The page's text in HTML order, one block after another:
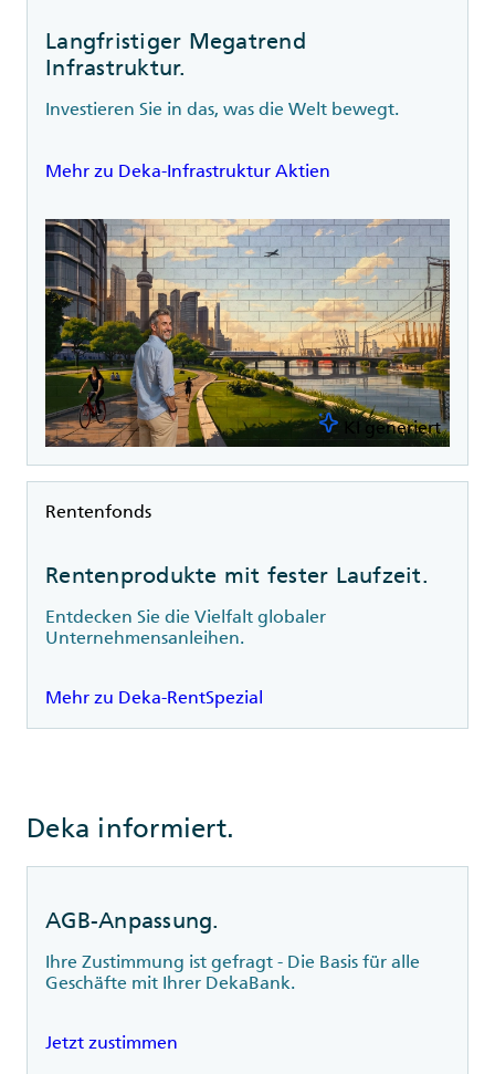
Langfristiger Megatrend
Infrastruktur.
Investieren Sie in das, was die Welt bewegt.
Mehr zu Deka-Infrastruktur Aktien
KI generiert
Rubrik
Rentenfonds
Rentenprodukte mit fester Laufzeit.
Entdecken Sie die Vielfalt globaler
Unternehmensanleihen.
Mehr zu Deka-RentSpezial
Deka informiert.
AGB-Anpassung.
Ihre Zustimmung ist gefragt - Die Basis für alle
Geschäfte mit Ihrer DekaBank.
Jetzt zustimmen